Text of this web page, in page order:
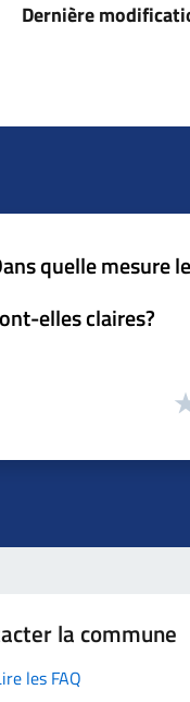
Dernière
quelle mesure
elles claires?
la commune
les FAQ